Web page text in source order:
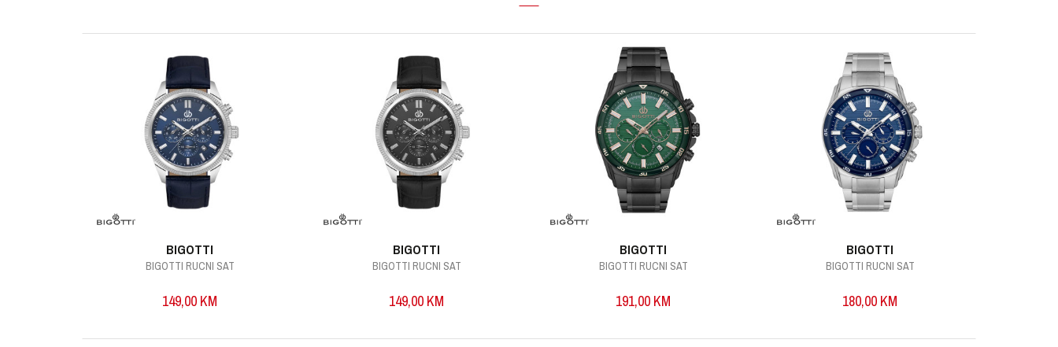
BIGOTTI
BIGOTTI RUCNI SAT
149,00 KM
BIGOTTI
BIGOTTI RUCNI SAT
149,00 KM
BIGOTTI
BIGOTTI RUCNI SAT
191,00 KM
BIGOTTI
BIGOTTI RUCNI SAT
180,00 KM